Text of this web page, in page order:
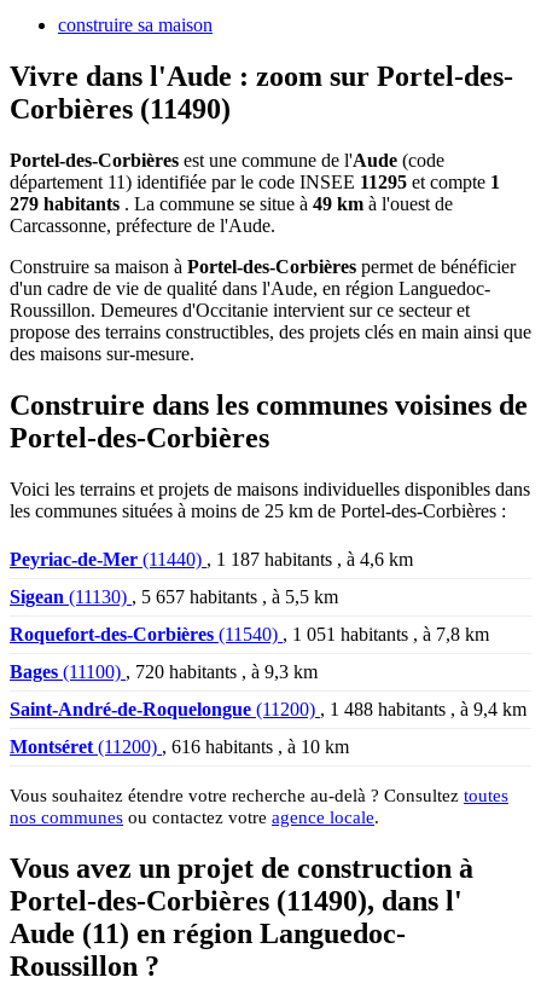
construire sa maison
Vivre dans l'Aude : zoom sur Portel-des-
Corbières (11490)
Portel-des-Corbières est une commune de l'Aude (code
département 11) identifiée par le code INSEE 11295 et compte 1
279 habitants . La commune se situe à 49 km à l'ouest de
Carcassonne, préfecture de l'Aude.
Construire sa maison à Portel-des-Corbières permet de bénéficier
d'un cadre de vie de qualité dans l'Aude, en région Languedoc-
Roussillon. Demeures d'Occitanie intervient sur ce secteur et
propose des terrains constructibles, des projets clés en main ainsi que
des maisons sur-mesure.
Construire dans les communes voisines de
Portel-des-Corbières
Voici les terrains et projets de maisons individuelles disponibles dans
les communes situées à moins de 25 km de Portel-des-Corbières :
Peyriac-de-Mer (11440) , 1 187 habitants , à 4,6 km
Sigean (11130) , 5 657 habitants , à 5,5 km
Roquefort-des-Corbières (11540) , 1 051 habitants , à 7,8 km
Bages (11100) , 720 habitants , à 9,3 km
Saint-André-de-Roquelongue (11200) , 1 488 habitants , à 9,4 km
Montséret (11200) , 616 habitants , à 10 km
Vous souhaitez étendre votre recherche au-delà ? Consultez toutes
nos communes ou contactez votre agence locale.
Vous avez un projet de construction à
Portel-des-Corbières (11490), dans l'
Aude (11) en région Languedoc-
Roussillon ?